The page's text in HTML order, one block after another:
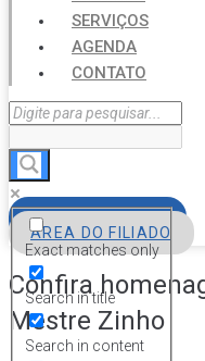
SERVIÇOS
AGENDA
CONTATO
Exact matches only
Search in title
Search in content
ÁREA DO FILIADO
Confira
Mestre Zinho